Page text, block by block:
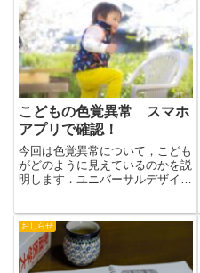
こどもの色覚異常 スマホ
アプリで確認！
今回は色覚異常について，こども
がどのように見えているのかを説
明します．ユニバーサルデザイン
ンという言葉は聞いたことがあり
ますでしょうか？ユニバーサルは
「普遍的な」「すべてに共通
の」...
おしらせ